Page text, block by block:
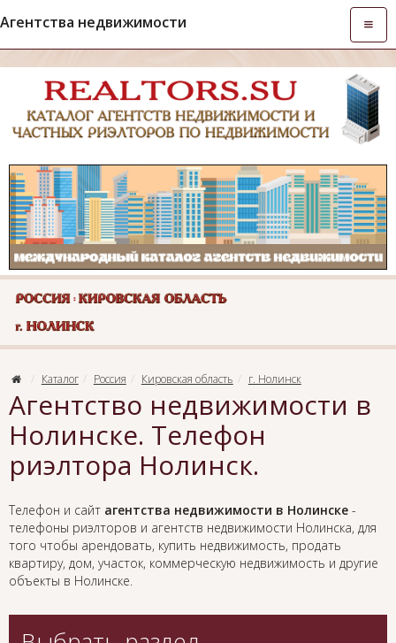
Агентства недвижимости
Каталог Россия Кировская область г. Нолинск
Агентство недвижимости в
Нолинске. Телефон
риэлтора Нолинск.
Телефон и сайт агентства недвижимости в Нолинске -
телефоны риэлторов и агентств недвижимости Нолинска, для
того чтобы арендовать, купить недвижимость, продать
квартиру, дом, участок, коммерческую недвижимость и другие
объекты в Нолинске.